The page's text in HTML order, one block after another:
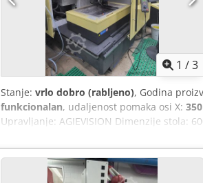
Dietzenbach – utovareno na kamion.
1 /3
Stanje: vrlo dobro (rabljeno), Godina
funkcionalan, udaljenost pomaka osi X:
Upravljanje: AGIEVISION Dimenzije stola:
hodovi: 350 x 250 x 350 mm (X/Y/Z)
Ibzex Am Terf Sustav za gašenje s CO2
potpunosti funkcionalan, spreman za rad i